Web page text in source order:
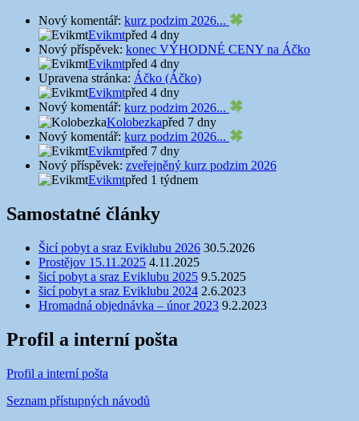
Nový komentář: kurz podzim 2026...
Evikmtpřed 4 dny
Nový příspěvek: konec VÝHODNÉ CENY na Áčko
Evikmtpřed 4 dny
Upravena stránka: Áčko (Áčko)
Evikmtpřed 4 dny
Nový komentář: kurz podzim 2026...
Kolobezkapřed 7 dny
Nový komentář: kurz podzim 2026...
Evikmtpřed 7 dny
Nový příspěvek: zveřejněný kurz podzim 2026
Evikmtpřed 1 týdnem
Samostatné články
Šicí pobyt a sraz Eviklubu 2026 30.5.2026
Prostějov 15.11.2025 4.11.2025
šicí pobyt a sraz Eviklubu 2025 9.5.2025
šicí pobyt a sraz Eviklubu 2024 2.6.2023
Hromadná objednávka – únor 2023 9.2.2023
Profil a interní pošta
Profil a interní pošta
Seznam přístupných návodů